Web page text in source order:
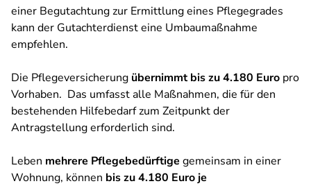
einer Begutachtung zur Ermittlung eines Pflegegrades
kann der Gutachterdienst eine Umbaumaßnahme
empfehlen.
Die Pflegeversicherung übernimmt bis zu 4.180 Euro pro
Vorhaben. Das umfasst alle Maßnahmen, die für den
bestehenden Hilfebedarf zum Zeitpunkt der
Antragstellung erforderlich sind.
Leben mehrere Pflegebedürftige gemeinsam in einer
Wohnung, können bis zu 4.180 Euro je